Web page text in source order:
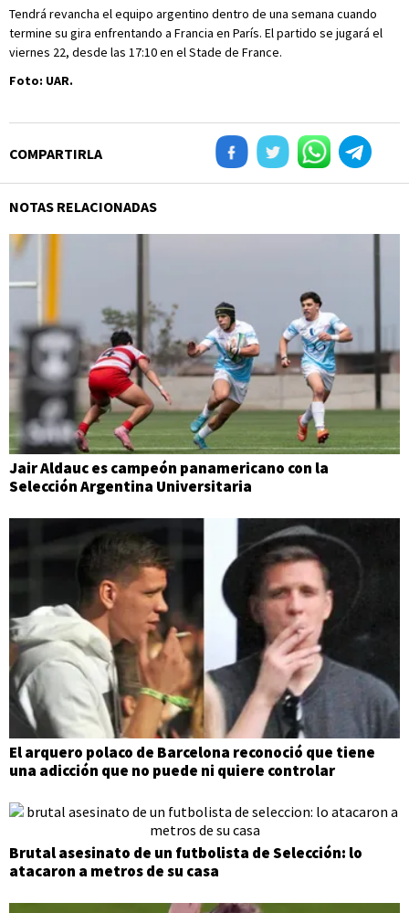
Tendrá revancha el equipo argentino dentro de una semana cuando
termine su gira enfrentando a Francia en París. El partido se jugará el
viernes 22, desde las 17:10 en el Stade de France.
Foto: UAR.
COMPARTIRLA
NOTAS RELACIONADAS
Jair Aldauc es campeón panamericano con la
Selección Argentina Universitaria
El arquero polaco de Barcelona reconoció que tiene
una adicción que no puede ni quiere controlar
Brutal asesinato de un futbolista de Selección: lo
atacaron a metros de su casa